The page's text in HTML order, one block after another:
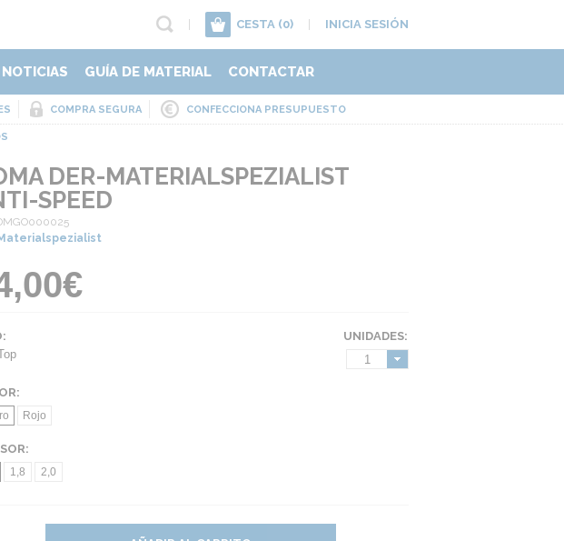
CESTA (0) INICIA SESIÓN
NOTICIAS GUÍA DE MATERIAL CONTACTAR
COMPRA SEGURA CONFECCIONA PRESUPUESTO
DER-MATERIALSPEZIALIST
SPEED
UNIDADES:
1
Rojo
1,8 2,0